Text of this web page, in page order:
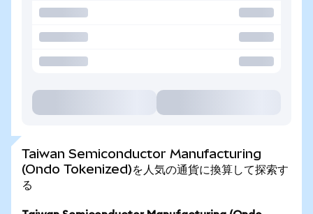
Taiwan Semiconductor Manufacturing
(Ondo Tokenized)を人気の通貨に換算して探索す
る